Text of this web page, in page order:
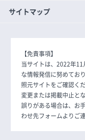
サイトマップ
【免責事項】
当サイトは、2022年
な情報発信に努めてお
照元サイトをご確認く
変更または掲載中止と
誤りがある場合は、お
わせ先フォームよりご